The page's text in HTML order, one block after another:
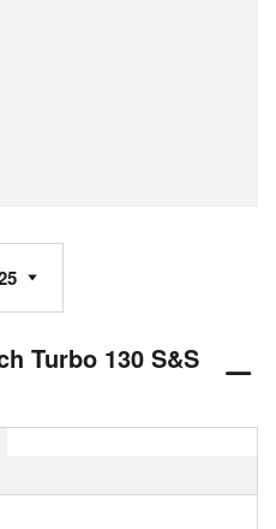
Turbo 130 S&S